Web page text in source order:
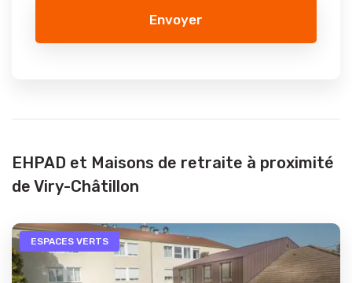
Envoyer
EHPAD et Maisons de retraite à proximité
de Viry-Châtillon
ESPACES VERTS